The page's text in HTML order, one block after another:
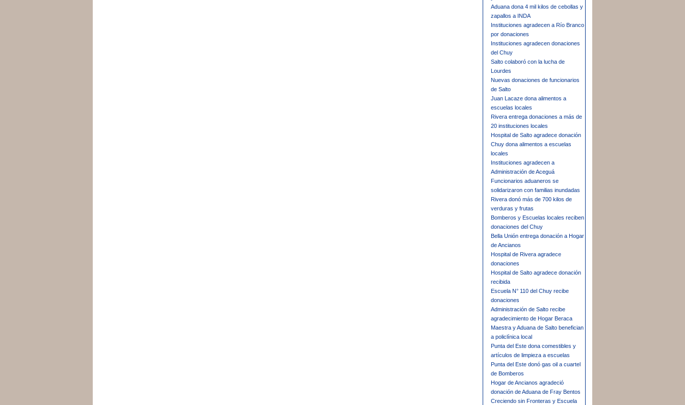
Aduana dona 4 mil kilos de cebollas y
zapallos a INDA
Instituciones agradecen a Río Branco
por donaciones
Instituciones agradecen donaciones
del Chuy
Salto colaboró con la lucha de
Lourdes
Nuevas donaciones de funcionarios
de Salto
Juan Lacaze dona alimentos a
escuelas locales
Rivera entrega donaciones a más de
20 instituciones locales
Hospital de Salto agradece donación
Chuy dona alimentos a escuelas
locales
Instituciones agradecen a
Administración de Aceguá
Funcionarios aduaneros se
solidarizaron con familias inundadas
Rivera donó más de 700 kilos de
verduras y frutas
Bomberos y Escuelas locales reciben
donaciones del Chuy
Bella Unión entrega donación a Hogar
de Ancianos
Hospital de Rivera agradece
donaciones
Hospital de Salto agradece donación
recibida
Escuela N° 110 del Chuy recibe
donaciones
Administración de Salto recibe
agradecimiento de Hogar Beraca
Maestra y Aduana de Salto benefician
a policlínica local
Punta del Este dona comestibles y
artículos de limpieza a escuelas
Punta del Este donó gas oil a cuartel
de Bomberos
Hogar de Ancianos agradeció
donación de Aduana de Fray Bentos
Creciendo sin Fronteras y Escuela